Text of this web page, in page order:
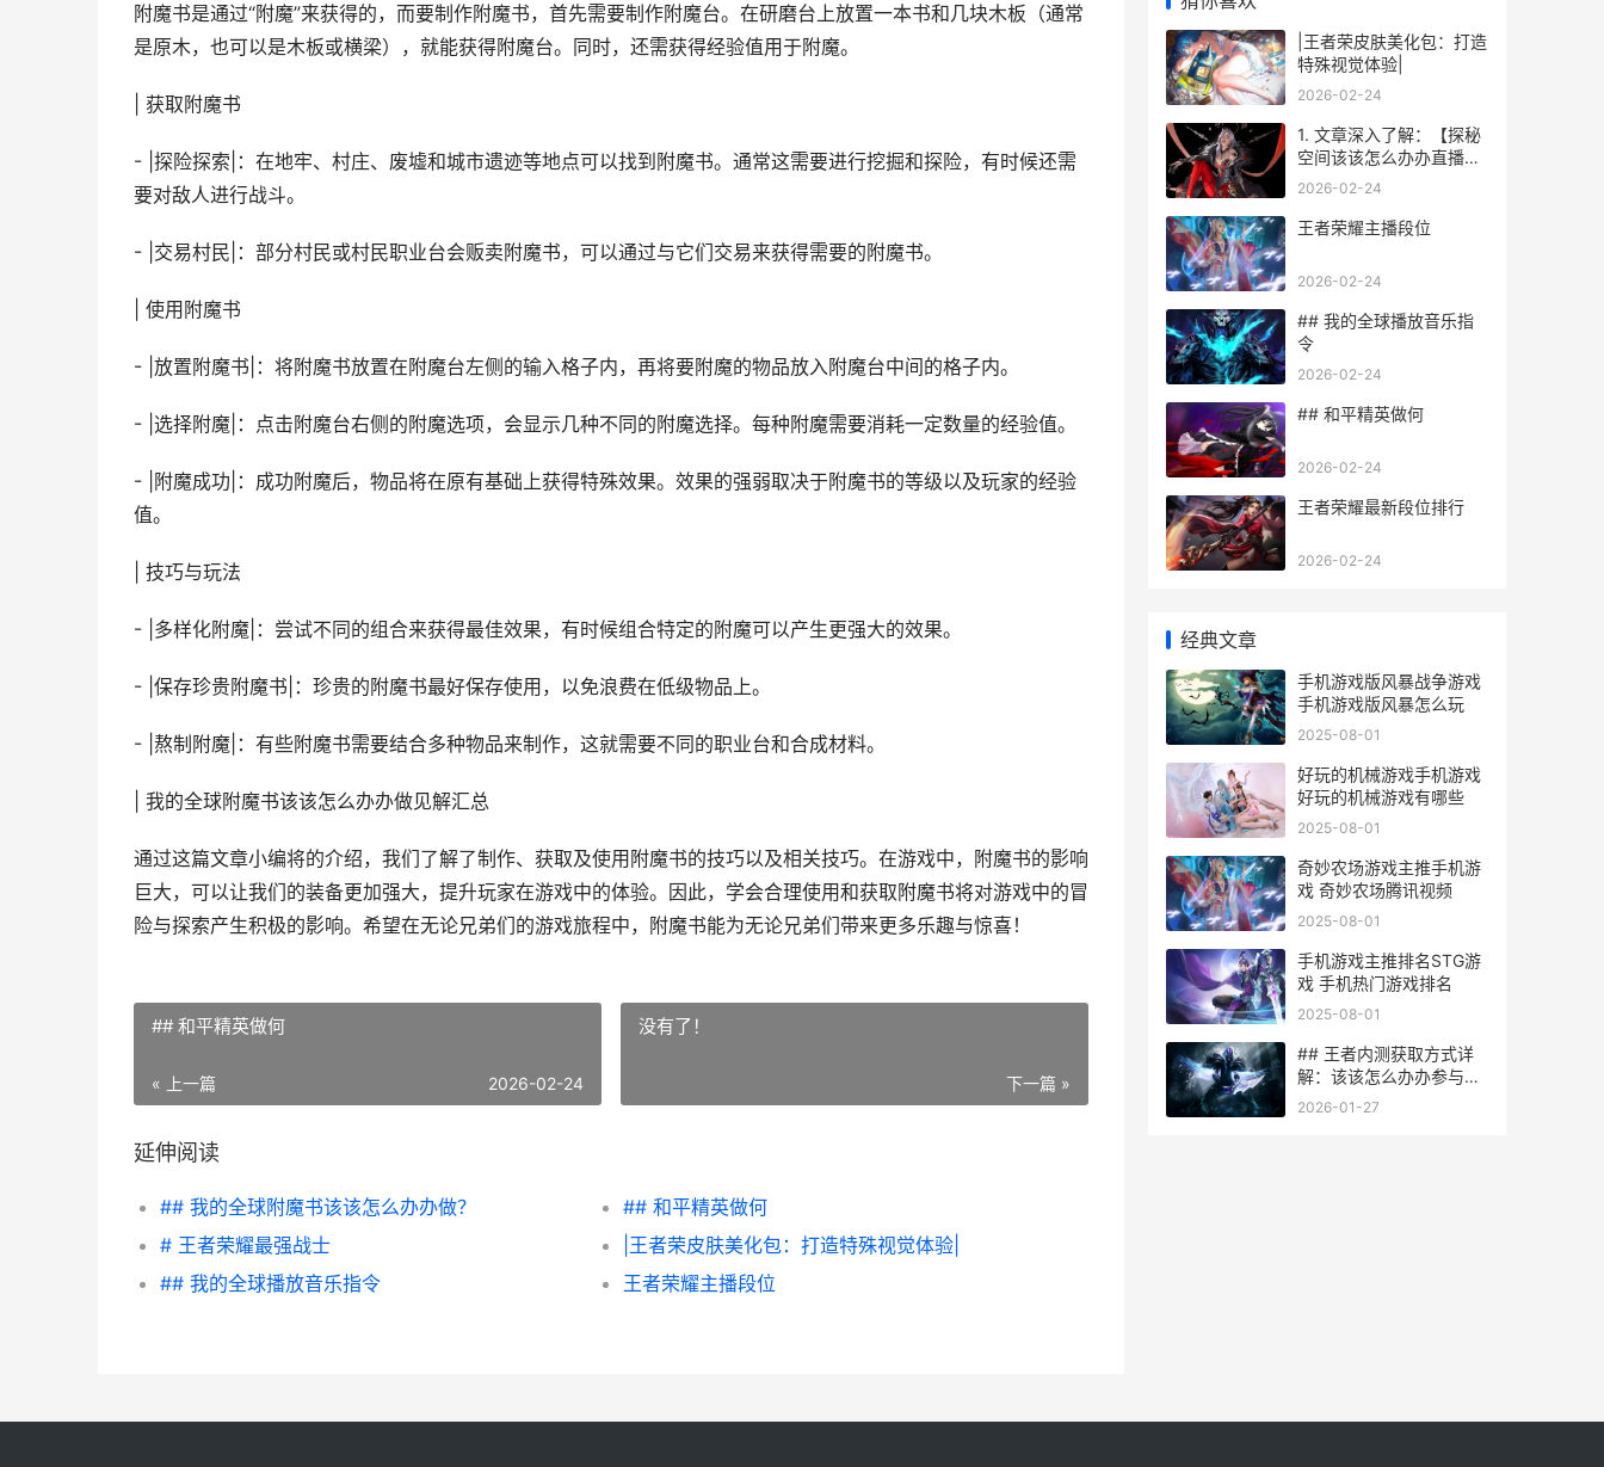
附魔书是通过“附魔”来获得的，而要制作附魔书，首先需要制作附魔台。在研磨台上放置一本书和几块木板（通常
是原木，也可以是木板或横梁），就能获得附魔台。同时，还需获得经验值用于附魔。
| 获取附魔书
- |探险探索|：在地牢、村庄、废墟和城市遗迹等地点可以找到附魔书。通常这需要进行挖掘和探险，有时候还需
要对敌人进行战斗。
- |交易村民|：部分村民或村民职业台会贩卖附魔书，可以通过与它们交易来获得需要的附魔书。
| 使用附魔书
- |放置附魔书|：将附魔书放置在附魔台左侧的输入格子内，再将要附魔的物品放入附魔台中间的格子内。
- |选择附魔|：点击附魔台右侧的附魔选项，会显示几种不同的附魔选择。每种附魔需要消耗一定数量的经验值。
- |附魔成功|：成功附魔后，物品将在原有基础上获得特殊效果。效果的强弱取决于附魔书的等级以及玩家的经验
值。
| 技巧与玩法
- |多样化附魔|：尝试不同的组合来获得最佳效果，有时候组合特定的附魔可以产生更强大的效果。
- |保存珍贵附魔书|：珍贵的附魔书最好保存使用，以免浪费在低级物品上。
- |熬制附魔|：有些附魔书需要结合多种物品来制作，这就需要不同的职业台和合成材料。
| 我的全球附魔书该该怎么办办做见解汇总
通过这篇文章小编将的介绍，我们了解了制作、获取及使用附魔书的技巧以及相关技巧。在游戏中，附魔书的影响
巨大，可以让我们的装备更加强大，提升玩家在游戏中的体验。因此，学会合理使用和获取附魔书将对游戏中的冒
险与探索产生积极的影响。希望在无论兄弟们的游戏旅程中，附魔书能为无论兄弟们带来更多乐趣与惊喜！
## 和平精英做何
« 上一篇 2026-02-24
没有了！
下一篇 »
延伸阅读
## 我的全球附魔书该该怎么办办做？
## 和平精英做何
# 王者荣耀最强战士
|王者荣皮肤美化包：打造特殊视觉体验|
## 我的全球播放音乐指令
王者荣耀主播段位
|王者荣皮肤美化包：打造
特殊视觉体验|
2026-02-24
1. 文章深入了解：【探秘
空间该该怎么办办直播王
者荣耀】
2026-02-24
王者荣耀主播段位
2026-02-24
## 我的全球播放音乐指
令
2026-02-24
## 和平精英做何
2026-02-24
王者荣耀最新段位排行
2026-02-24
经典文章
手机游戏版风暴战争游戏
手机游戏版风暴怎么玩
2025-08-01
好玩的机械游戏手机游戏
好玩的机械游戏有哪些
2025-08-01
奇妙农场游戏主推手机游
戏 奇妙农场腾讯视频
2025-08-01
手机游戏主推排名STG游
戏 手机热门游戏排名
2025-08-01
## 王者内测获取方式详
解：该该怎么办办参与测
试，提前体验新内容？
2026-01-27